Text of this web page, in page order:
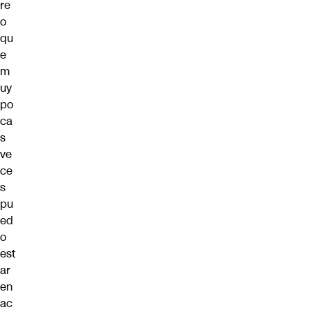
re
o
qu
e
m
uy
po
ca
s
ve
ce
s
pu
ed
o
est
ar
en
ac